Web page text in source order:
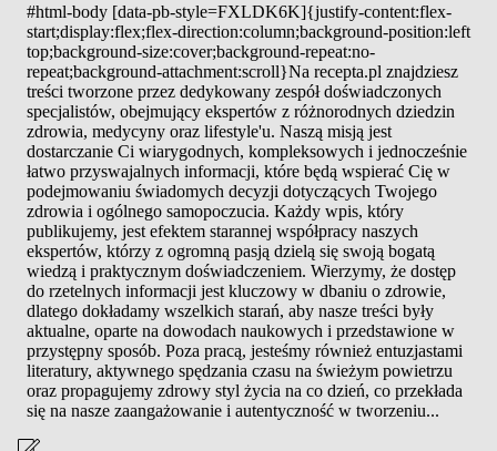
#html-body [data-pb-style=FXLDK6K]{justify-content:flex-
start;display:flex;flex-direction:column;background-position:left
top;background-size:cover;background-repeat:no-
repeat;background-attachment:scroll}Na recepta.pl znajdziesz
treści tworzone przez dedykowany zespół doświadczonych
specjalistów, obejmujący ekspertów z różnorodnych dziedzin
zdrowia, medycyny oraz lifestyle'u. Naszą misją jest
dostarczanie Ci wiarygodnych, kompleksowych i jednocześnie
łatwo przyswajalnych informacji, które będą wspierać Cię w
podejmowaniu świadomych decyzji dotyczących Twojego
zdrowia i ogólnego samopoczucia. Każdy wpis, który
publikujemy, jest efektem starannej współpracy naszych
ekspertów, którzy z ogromną pasją dzielą się swoją bogatą
wiedzą i praktycznym doświadczeniem. Wierzymy, że dostęp
do rzetelnych informacji jest kluczowy w dbaniu o zdrowie,
dlatego dokładamy wszelkich starań, aby nasze treści były
aktualne, oparte na dowodach naukowych i przedstawione w
przystępny sposób. Poza pracą, jesteśmy również entuzjastami
literatury, aktywnego spędzania czasu na świeżym powietrzu
oraz propagujemy zdrowy styl życia na co dzień, co przekłada
się na nasze zaangażowanie i autentyczność w tworzeniu...